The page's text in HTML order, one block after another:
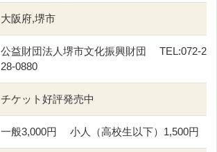
大阪府,堺市
公益財団法人堺市文化振興財団 TEL:072-2
28-0880
チケット好評発売中
一般3,000円 小人（高校生以下）1,500円